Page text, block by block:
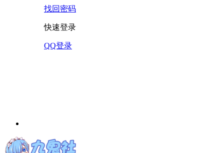
找回密码
快速登录
QQ登录